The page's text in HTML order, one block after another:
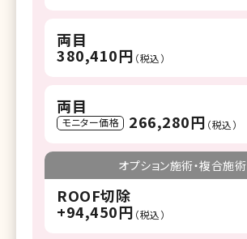
両目
380,410円 （税込）
両目
モニター価格 266,280円 （税込）
オプション施術・複合施術
ROOF切除
+94,450円 （税込）